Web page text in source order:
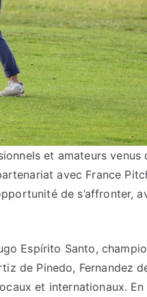
et amateurs venus
avec France
de s’affronter,
Espírito Santo,
de Pinedo, Fernandez
et internationaux.